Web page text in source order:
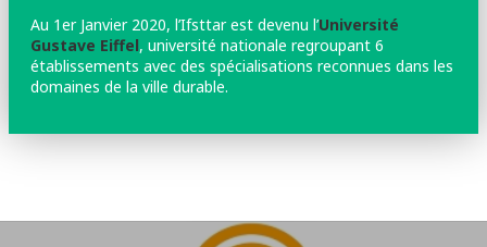
Au 1er Janvier 2020, l’Ifsttar est devenu l’Université
Gustave Eiffel, université nationale regroupant 6
établissements avec des spécialisations reconnues dans les
domaines de la ville durable.